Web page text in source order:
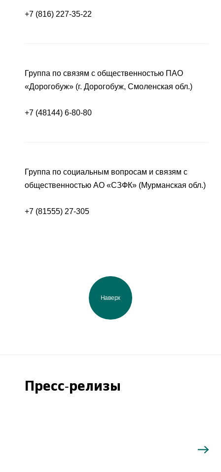
+7 (816) 227-35-22
Группа по связям с общественностью ПАО
«Дорогобуж» (г. Дорогобуж, Смоленская обл.)
+7 (48144) 6-80-80
Группа по социальным вопросам и связям с
общественностью АО «СЗФК» (Мурманская обл.)
+7 (81555) 27-305
Наверх
Пресс-релизы